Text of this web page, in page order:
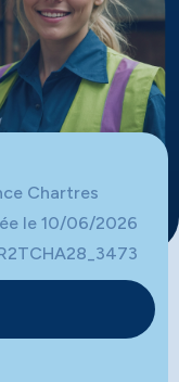
Chartres
le 10/06/2026